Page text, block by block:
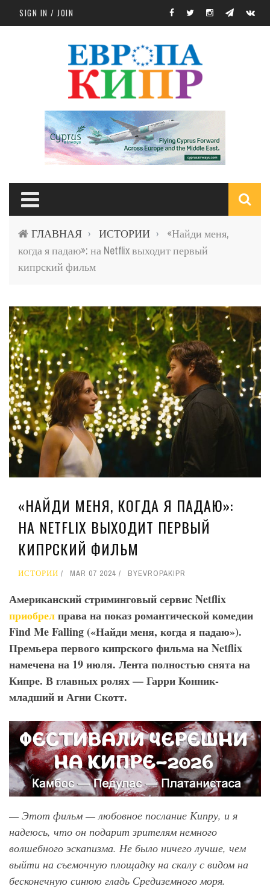
Skip to main content
SIGN IN / JOIN
ГЛАВНАЯ › ИСТОРИИ ›
«Найди меня,
когда я падаю»: на Netflix выходит первый
кипрский фильм
«НАЙДИ МЕНЯ, КОГДА Я ПАДАЮ»:
НА NETFLIX ВЫХОДИТ ПЕРВЫЙ
КИПРСКИЙ ФИЛЬМ
ИСТОРИИ MAR 07 2024 BYEVROPAKIPR
Американский стриминговый сервис Netflix
приобрелправа на показ романтической комедии
Find Me Falling («Найди меня, когда я падаю»).
Премьера первого кипрского фильма на Netflix
намечена на 19 июля. Лента полностью снята на
Кипре. В главных ролях — Гарри Конник-
младший и Агни Скотт.
— Этот фильм — любовное послание Кипру, и я
надеюсь, что он подарит зрителям немного
волшебного эскапизма. Не было ничего лучше, чем
выйти на съемочную площадку на скалу с видом на
бесконечную синюю гладь Средиземного моря.